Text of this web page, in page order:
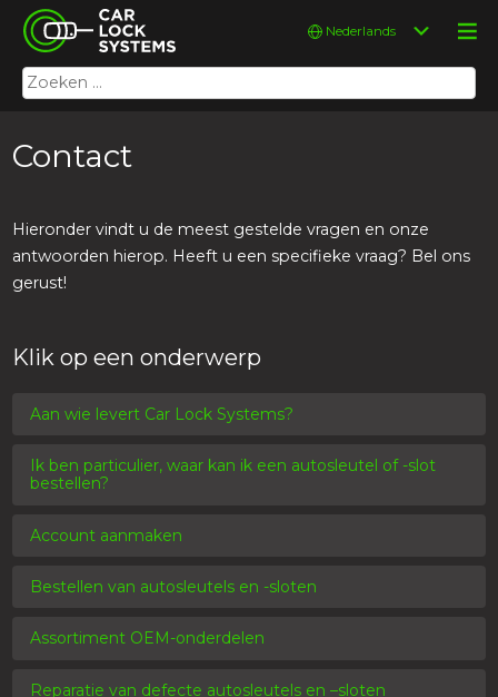
Skip
content
Car Lock Systems
Car Lock Systems
Zoeken
naar:
Kies
taal
Contact
Hieronder vindt u de meest gestelde vragen en onze
antwoorden hierop. Heeft u een specifieke vraag? Bel ons
gerust!
Klik op een onderwerp
Aan wie levert Car Lock Systems?
Ik ben particulier, waar kan ik een autosleutel of -slot
bestellen?
Account aanmaken
Bestellen van autosleutels en -sloten
Assortiment OEM-onderdelen
Reparatie van defecte autosleutels en –sloten